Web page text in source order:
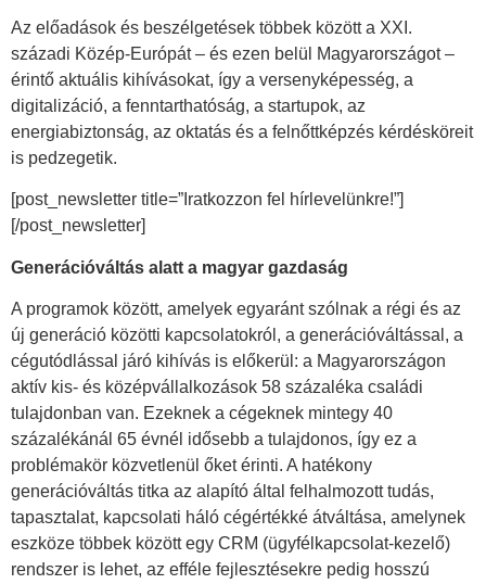
Az előadások és beszélgetések többek között a XXI.
századi Közép-Európát – és ezen belül Magyarországot –
érintő aktuális kihívásokat, így a versenyképesség, a
digitalizáció, a fenntarthatóság, a startupok, az
energiabiztonság, az oktatás és a felnőttképzés kérdésköreit
is pedzegetik.
[post_newsletter title=”Iratkozzon fel hírlevelünkre!”]
[/post_newsletter]
Generációváltás alatt a magyar gazdaság
A programok között, amelyek egyaránt szólnak a régi és az
új generáció közötti kapcsolatokról, a generációváltással, a
cégutódlással járó kihívás is előkerül: a Magyarországon
aktív kis- és középvállalkozások 58 százaléka családi
tulajdonban van. Ezeknek a cégeknek mintegy 40
százalékánál 65 évnél idősebb a tulajdonos, így ez a
problémakör közvetlenül őket érinti. A hatékony
generációváltás titka az alapító által felhalmozott tudás,
tapasztalat, kapcsolati háló cégértékké átváltása, amelynek
eszköze többek között egy CRM (ügyfélkapcsolat-kezelő)
rendszer is lehet, az efféle fejlesztésekre pedig hosszú